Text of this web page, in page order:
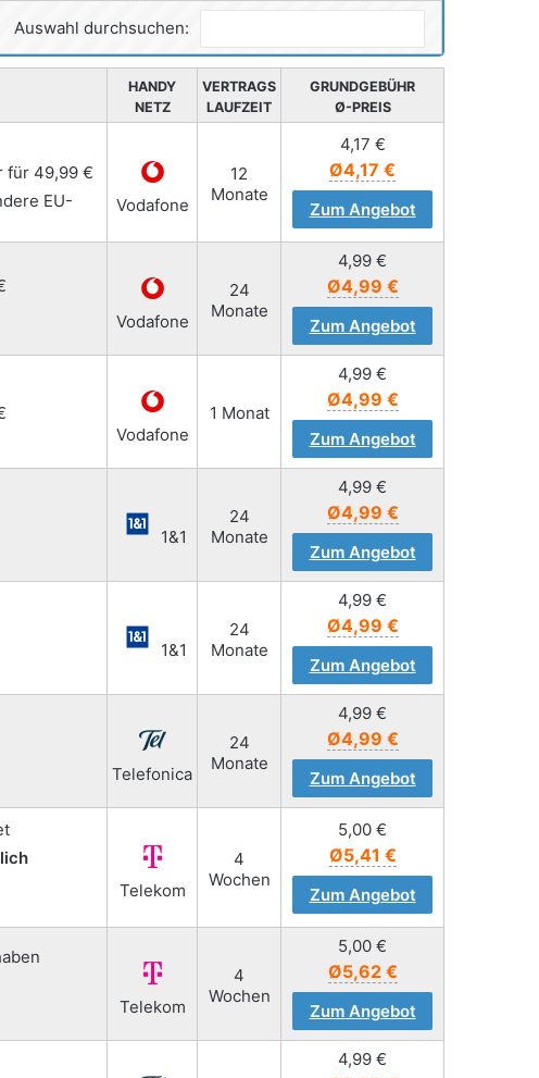
Auswahl durchsuchen:
HANDY
NETZ
VERTRAGS
LAUFZEIT
GRUNDGEBÜHR
Ø-PREIS
für 49,99 €
EU-
Vodafone
12
Monate
4,17 €
Ø4,17 €
Zum Angebot
Vodafone
24
Monate
4,99 €
Ø4,99 €
Zum Angebot
Vodafone
1 Monat
4,99 €
Ø4,99 €
Zum Angebot
1&1
24
Monate
4,99 €
Ø4,99 €
Zum Angebot
1&1
24
Monate
4,99 €
Ø4,99 €
Zum Angebot
Telefonica
24
Monate
4,99 €
Ø4,99 €
Zum Angebot
Telekom
4
Wochen
5,00 €
Ø5,41 €
Zum Angebot
Telekom
4
Wochen
5,00 €
Ø5,62 €
Zum Angebot
4,99 €